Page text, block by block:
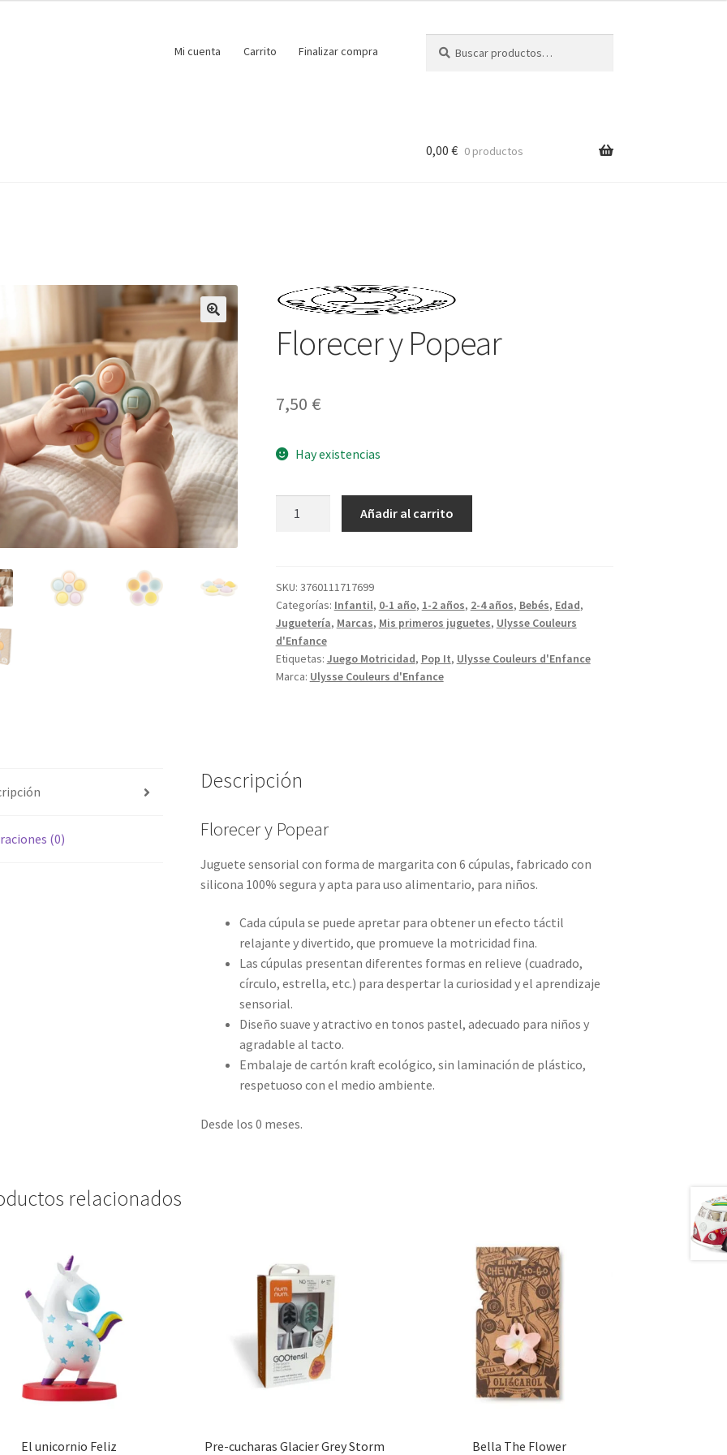
Mi cuenta Carrito Finalizar compra
por:
0,00 € 0 productos
Florecer y Popear
7,50 €
Hay existencias
Añadir al carrito
SKU: 3760111717699
Categorías: Infantil, 0-1 año, 1-2 años, 2-4 años, Bebés, Edad,
Juguetería, Marcas, Mis primeros juguetes, Ulysse Couleurs
d'Enfance
Etiquetas: Juego Motricidad, Pop It, Ulysse Couleurs d'Enfance
Marca: Ulysse Couleurs d'Enfance
(0)
Descripción
Florecer y Popear
Juguete sensorial con forma de margarita con 6 cúpulas, fabricado con
silicona 100% segura y apta para uso alimentario, para niños.
Cada cúpula se puede apretar para obtener un efecto táctil
relajante y divertido, que promueve la motricidad fina.
Las cúpulas presentan diferentes formas en relieve (cuadrado,
círculo, estrella, etc.) para despertar la curiosidad y el aprendizaje
sensorial.
Diseño suave y atractivo en tonos pastel, adecuado para niños y
agradable al tacto.
Embalaje de cartón kraft ecológico, sin laminación de plástico,
respetuoso con el medio ambiente.
Desde los 0 meses.
relacionados
El unicornio Feliz
Pre-cucharas Glacier Grey Storm
Bella The Flower